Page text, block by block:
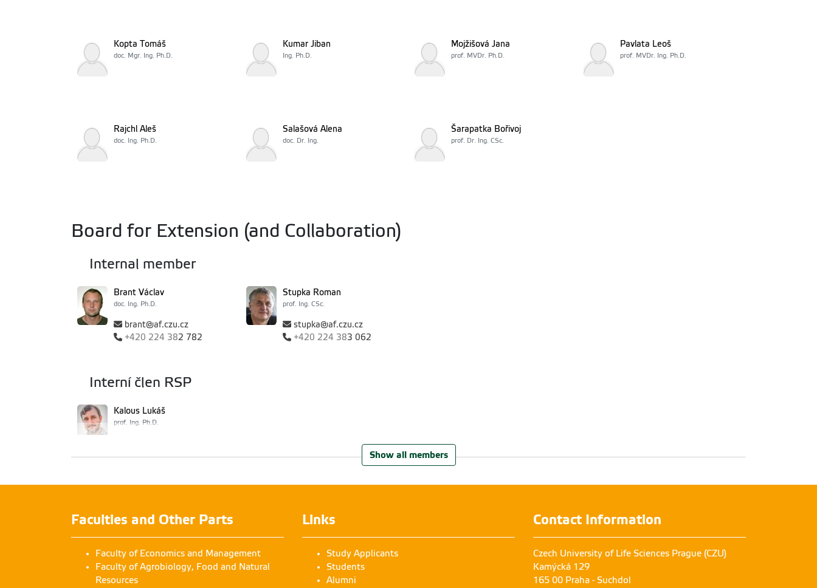
Kopta Tomáš
doc. Mgr. Ing. Ph.D.
Kumar Jiban
Ing. Ph.D.
Mojžišová Jana
prof. MVDr. Ph.D.
Pavlata Leoš
prof. MVDr. Ing. Ph.D.
Rajchl Aleš
doc. Ing. Ph.D.
Salašová Alena
doc. Dr. Ing.
Šarapatka Bořivoj
prof. Dr. Ing. CSc.
Board for Extension (and Collaboration)
Internal member
Brant Václav
doc. Ing. Ph.D.
brant@af.czu.cz
+420 224 382 782
Stupka Roman
prof. Ing. CSc.
stupka@af.czu.cz
+420 224 383 062
Interní člen RSP
Kalous Lukáš
prof. Ing. Ph.D.
+420 224 382 790 Show all members
Faculties and Other Parts
Faculty of Economics and Management
Faculty of Agrobiology, Food and Natural
Resources
Links
Study Applicants
Students
Alumni
Contact Information
Czech University of Life Sciences Prague (CZU)
Kamýcká 129
165 00 Praha - Suchdol